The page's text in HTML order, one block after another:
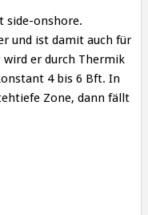
side-onshore.
und ist damit auch für
er durch Thermik
4 bis 6 Bft. In
Zone, dann fällt